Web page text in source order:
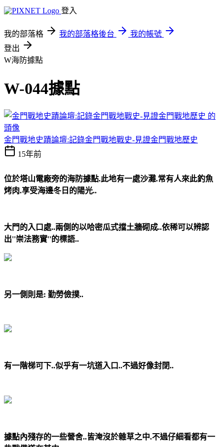
登入
我的部落格 我的部落格後台
我的帳號
登出
W海防據點
W-044據點
金門戰地史蹟論壇:記錄金門戰地戰史-見證金門戰地歷史
15年前
位於塔山電廠旁的海防據點.此地有一處沙灘.常有人來此釣魚
烤肉.享受海邊冬日的陽光..
大門的入口處..兩側的以哈密瓜式擋土牆砌成..依稀可以辨認
出''崇法務實''的標語..
另一側則是: 勤勞儉撲..
有一階梯可下..似乎有一坑道入口..不過好像封閉..
據點內殘存的一些營舍..皆淹沒於雜草之中.不過仔細看都有一